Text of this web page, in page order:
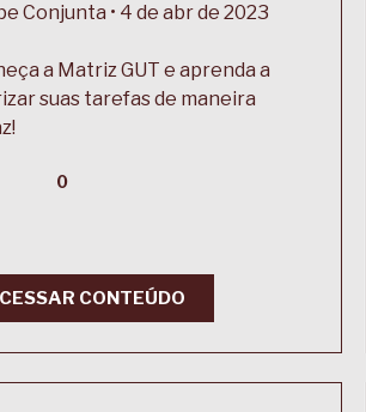
Conjunta • 4 de abr de 2023
a Matriz GUT e aprenda a
suas tarefas de maneira
0
CONTEÚDO